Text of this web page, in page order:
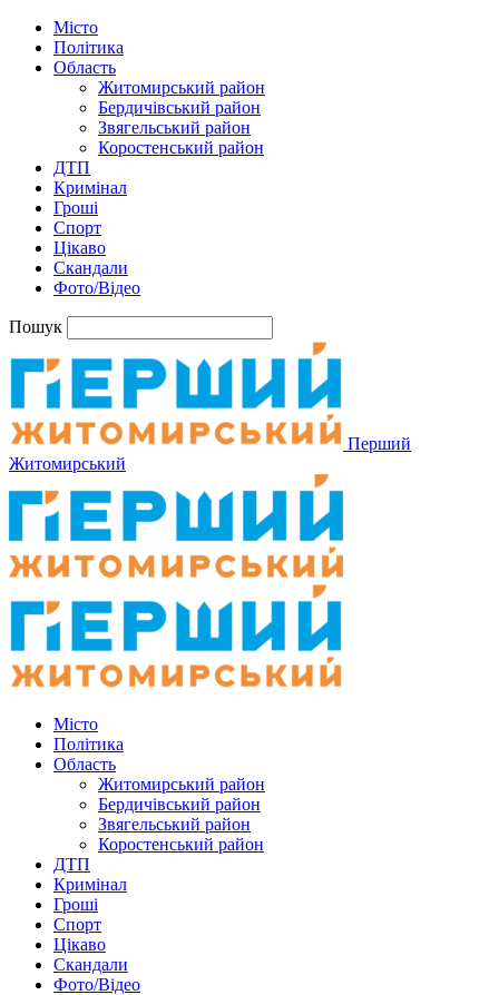
Місто
Політика
Область
Житомирський район
Бердичівський район
Звягельський район
Коростенський район
ДТП
Кримінал
Гроші
Спорт
Цікаво
Скандали
Фото/Відео
Пошук
Перший
Житомирський
Місто
Політика
Область
Житомирський район
Бердичівський район
Звягельський район
Коростенський район
ДТП
Кримінал
Гроші
Спорт
Цікаво
Скандали
Фото/Відео